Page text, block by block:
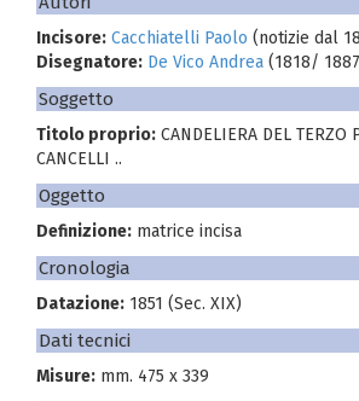
Incisore: Cacchiatelli Paolo (notizie dal
Disegnatore: De Vico Andrea (1818/
Soggetto
Titolo proprio: CANDELIERA DEL TERZO
CANCELLI ..
Oggetto
Definizione: matrice incisa
Cronologia
Datazione: 1851 (Sec. XIX)
Dati tecnici
Misure: mm. 475 x 339